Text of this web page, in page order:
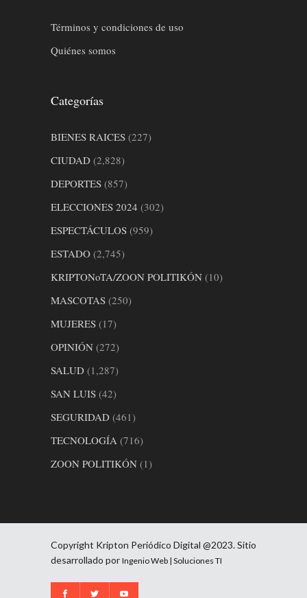
Términos y condiciones de uso
Quiénes somos
Categorías
BIENES RAICES (227)
CIUDAD (2,828)
DEPORTES (857)
ELECCIONES 2024 (302)
ESPECTÁCULOS (959)
ESTADO (2,745)
KRIPTONoTA/ZOON POLITIKÓN (10)
MASCOTAS (250)
MUJERES (17)
OPINIÓN (272)
SALUD (1,287)
SAN LUIS (42)
SEGURIDAD (461)
TECNOLOGÍA (716)
ZOON POLITIKÓN (1)
Copyright Kripton Periódico Digital @2023. Sitio
desarrollado por Ingenio Web | Soluciones TI